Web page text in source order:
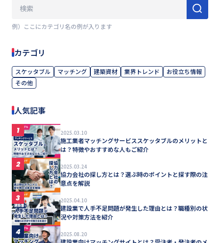
例）ここにカテゴリ名の例が入ります
カテゴリ
スケッタブル マッチング 建築資材 業界トレンド
お役立ち情報
その他
人気記事
1 2025.03.10
施工業者マッチングサービススケッタブルのメリットと
は？特徴やおすすめな人もご紹介
2 2025.03.24
協力会社の探し方とは？選ぶ時のポイントと探す際の注
意点を解説
3 2025.04.10
建設業で人手不足問題が発生した理由とは？職種別の状
況や対策方法を紹介
4 2025.08.20